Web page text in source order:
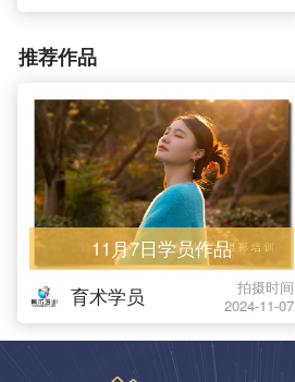
推荐作品
11月7日学员作品
育术学员
拍摄时间
2024-11-07